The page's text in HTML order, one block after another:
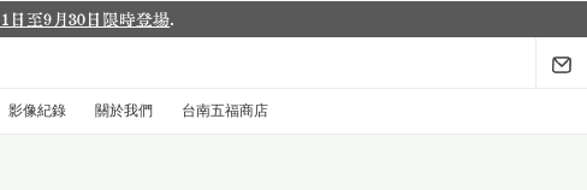
.
影像紀錄 關於我們 台南五福商店